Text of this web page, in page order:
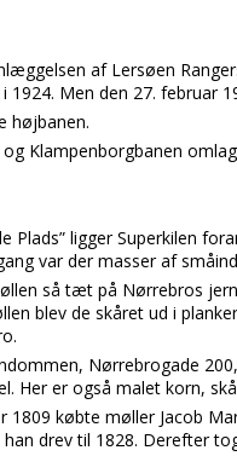
af Lersøen
Men den 27. februar
højbanen.
Klampenborgbanen
Plads” ligger Superkilen
var der masser af
så tæt på Nørrebros
blev de skåret ud i
Nørrebrogade
Her er også malet korn,
1809 købte møller Jacob
drev til 1828. Derefter